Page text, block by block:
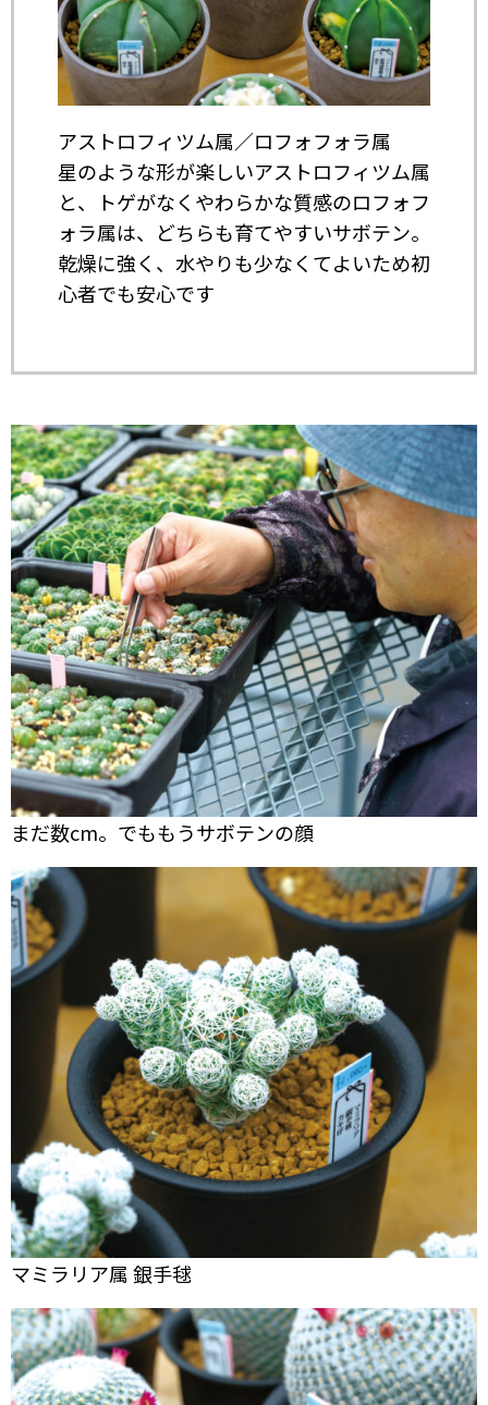
アストロフィツム属／ロフォフォラ属
星のような形が楽しいアストロフィツム属
と、トゲがなくやわらかな質感のロフォフ
ォラ属は、どちらも育てやすいサボテン。
乾燥に強く、水やりも少なくてよいため初
心者でも安心です
まだ数cm。でももうサボテンの顔
マミラリア属 銀手毬